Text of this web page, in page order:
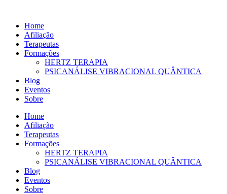
conteúdo
Home
Afiliação
Terapeutas
Formações
HERTZ TERAPIA
PSICANÁLISE VIBRACIONAL QUÂNTICA
Blog
Eventos
Sobre
Home
Afiliação
Terapeutas
Formações
HERTZ TERAPIA
PSICANÁLISE VIBRACIONAL QUÂNTICA
Blog
Eventos
Sobre